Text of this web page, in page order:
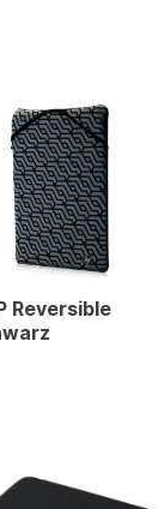
Reversible